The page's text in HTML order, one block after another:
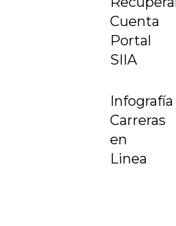
Cuenta
Portal
SIIA
Infografía
Carreras
en
Linea